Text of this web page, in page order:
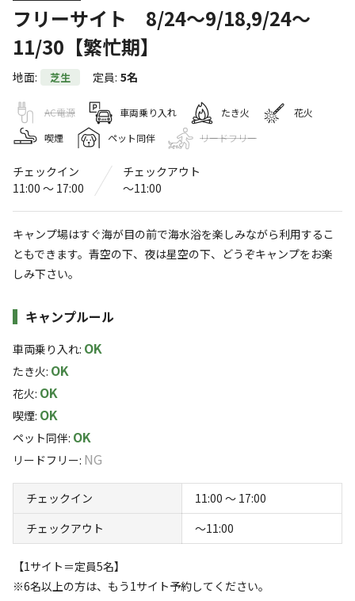
フリーサイト 8/24～9/18,9/24～
11/30【繁忙期】
地面: 芝生 定員: 5名
AC電源 車両乗り入れ たき火
花火
喫煙
ペット同伴 リードフリー
チェックイン
11:00 〜 17:00
チェックアウト
〜11:00
キャンプ場はすぐ海が目の前で海水浴を楽しみながら利用するこ
ともできます。青空の下、夜は星空の下、どうぞキャンプをお楽
しみ下さい。
施設詳細
キャンプルール
車両乗り入れ: OK
たき火: OK
花火: OK
喫煙: OK
ペット同伴: OK
リードフリー: NG
チェックイン
11:00 〜 17:00
チェックアウト
〜11:00
【1サイト＝定員5名】
※6名以上の方は、もう1サイト予約してください。
WEB予約可能 クーポン利用可
屋我地ビーチ
〒905-1631 沖縄県名護市屋我143 Googleマップで見る
駐車場
※詳しくは「キャンプ場情報」をご確認ください。
位置する「屋我地島 やがじじま」は多くの自然
が残された名護市に属する島です。
屋我地島を結ぶ3つの橋「屋我地大橋」はすぐ近く、少し
行くとまるで海の上を渡るような「古宇利大橋（こうりお
おはし）」や「ワルミ大橋」もドライブに人気です
海岸で干潮時のみ現れる神秘の橋「ピュアロード」で沖の
島にも行けるかも！？
キャンプはもちろん♪バンガローもご用意しています
テントレンタルなどもありますので事前にご連絡くださ
い。
このキャンプ場の特徴
公園 海